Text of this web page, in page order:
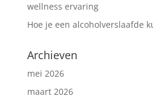
wellness ervaring
Hoe je een alcoholverslaafde
Archieven
mei 2026
maart 2026